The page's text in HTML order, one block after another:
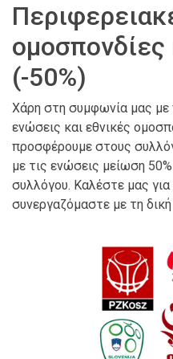
(-50%)
Χάρη στη συμφωνία μας με
ενώσεις και εθνικές
προσφέρουμε στους
με τις ενώσεις μείωση
συλλόγου. Καλέστε μας
συνεργαζόμαστε με τη